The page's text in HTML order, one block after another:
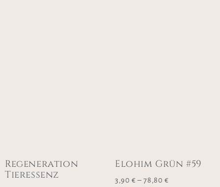
Regeneration
Tieressenz
Elohim Grün #59
3,90 €–78,80€